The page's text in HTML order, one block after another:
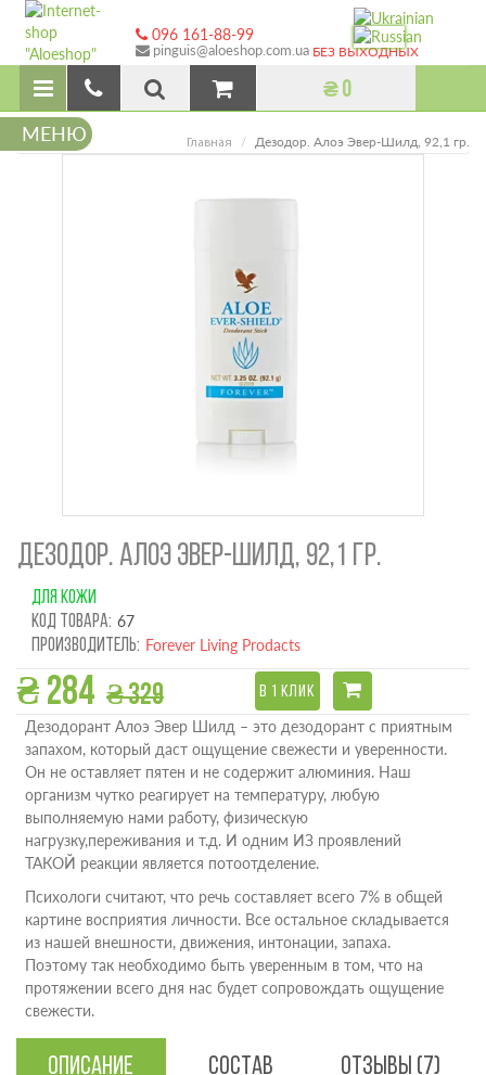
096 161-88-99
pinguis@aloeshop.com.ua БЕЗ ВЫХОДНЫХ
₴ 0
МЕНЮ Главная Дезодор. Алоэ Эвер-Шилд, 92,1 гр.
ДЕЗОДОР. АЛОЭ ЭВЕР-ШИЛД, 92,1 ГР.
ДЛЯ КОЖИ
Код товара: 67
Производитель: Forever Living Prodacts
₴ 284 ₴ 329 В 1 КЛИК
Дезодорант Алоэ Эвер Шилд – это дезодорант с приятным
запахом, который даст ощущение свежести и уверенности.
Он не оставляет пятен и не содержит алюминия. Наш
организм чутко реагирует на температуру, любую
выполняемую нами работу, физическую
нагрузку,переживания и т.д. И одним ИЗ проявлений
ТАКОЙ реакции является потоотделение.
Психологи считают, что речь составляет всего 7% в общей
картине восприятия личности. Все остальное складывается
из нашей внешности, движения, интонации, запаха.
Поэтому так необходимо быть уверенным в том, что на
протяжении всего дня нас будет сопровождать ощущение
свежести.
Описание Состав Отзывы (7)